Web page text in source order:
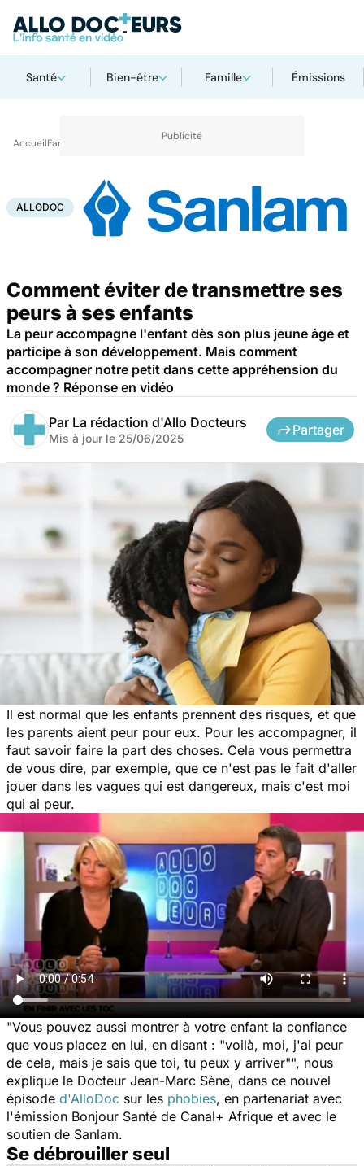
Santé Bien-être Famille Émissions
AccueilFamille
ALLODOC
Comment éviter de transmettre ses
peurs à ses enfants
La peur accompagne l'enfant dès son plus jeune âge et
participe à son développement. Mais comment
accompagner notre petit dans cette appréhension du
monde ? Réponse en vidéo
Par La rédaction d'Allo Docteurs
Mis à jour le 25/06/2025
Partager
Il est normal que les enfants prennent des risques, et que
les parents aient peur pour eux. Pour les accompagner, il
faut savoir faire la part des choses. Cela vous permettra
de vous dire, par exemple, que ce n'est pas le fait d'aller
jouer dans les vagues qui est dangereux, mais c'est moi
qui ai peur.
"Vous pouvez aussi montrer à votre enfant la confiance
que vous placez en lui, en disant : "voilà, moi, j'ai peur
de cela, mais je sais que toi, tu peux y arriver"", nous
explique le Docteur Jean-Marc Sène, dans ce nouvel
épisode d'AlloDoc sur les phobies, en partenariat avec
l'émission Bonjour Santé de Canal+ Afrique et avec le
soutien de Sanlam.
Se débrouiller seul